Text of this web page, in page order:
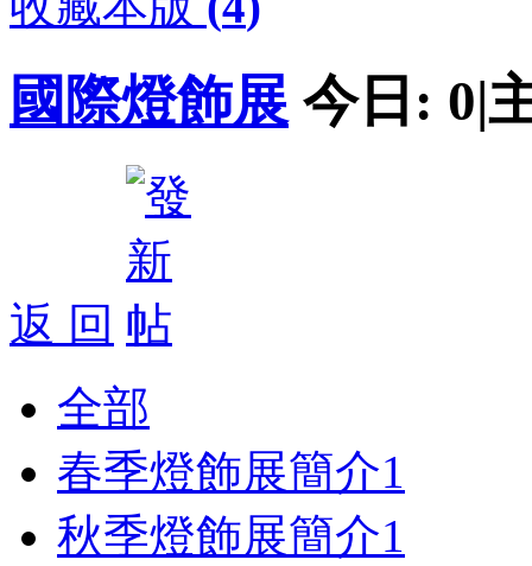
國際燈飾展 今日: 0|
返 回
全部
春季燈飾展簡介1
秋季燈飾展簡介1